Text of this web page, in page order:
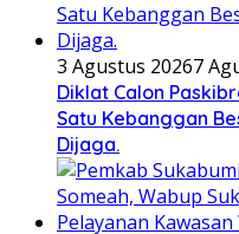
3 Agustus 20267
Diklat Calon
Satu Kebanggan
Dijaga.